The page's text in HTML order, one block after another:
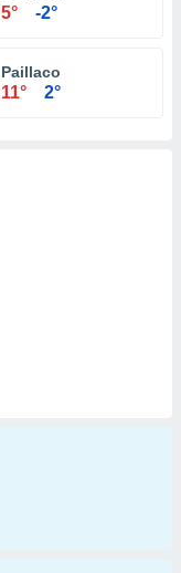
5° -2°
Paillaco
11° 2°